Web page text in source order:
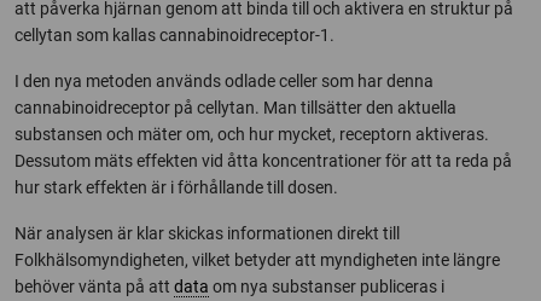
att påverka hjärnan genom att binda till och aktivera en struktur på
cellytan som kallas cannabinoidreceptor-1.
I den nya metoden används odlade celler som har denna
cannabinoidreceptor på cellytan. Man tillsätter den aktuella
substansen och mäter om, och hur mycket, receptorn aktiveras.
Dessutom mäts effekten vid åtta koncentrationer för att ta reda på
hur stark effekten är i förhållande till dosen.
När analysen är klar skickas informationen direkt till
Folkhälsomyndigheten, vilket betyder att myndigheten inte längre
behöver vänta på att data om nya substanser publiceras i